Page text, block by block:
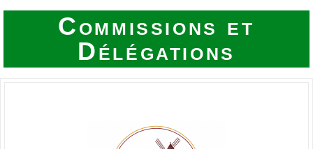
Commissions et
Délégations